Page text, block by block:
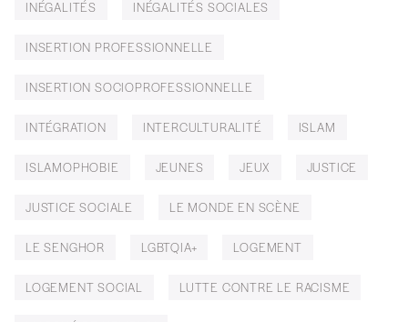
INÉGALITÉS INÉGALITÉS SOCIALES
INSERTION PROFESSIONNELLE
INSERTION SOCIOPROFESSIONNELLE
INTÉGRATION INTERCULTURALITÉ ISLAM
ISLAMOPHOBIE JEUNES JEUX JUSTICE
JUSTICE SOCIALE LE MONDE EN SCÈNE
LE SENGHOR LGBTQIA+ LOGEMENT
LOGEMENT SOCIAL LUTTE CONTRE LE RACISME